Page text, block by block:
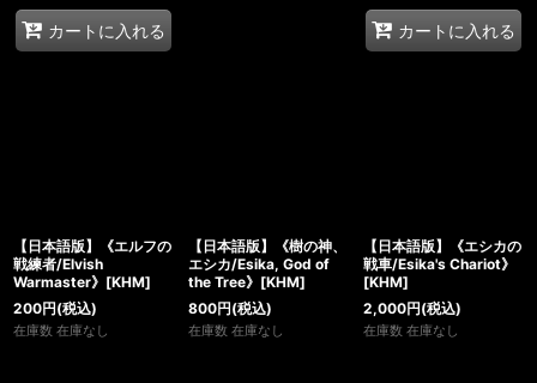
カートに入れる カートに入れる
【日本語版】《エルフの
戦練者/Elvish
Warmaster》[KHM]
200円(税込)
在庫数 在庫なし
【日本語版】《樹の神、
エシカ/Esika, God of
the Tree》[KHM]
800円(税込)
在庫数 在庫なし
【日本語版】《エシカの
戦車/Esika's Chariot》
[KHM]
2,000円(税込)
在庫数 在庫なし